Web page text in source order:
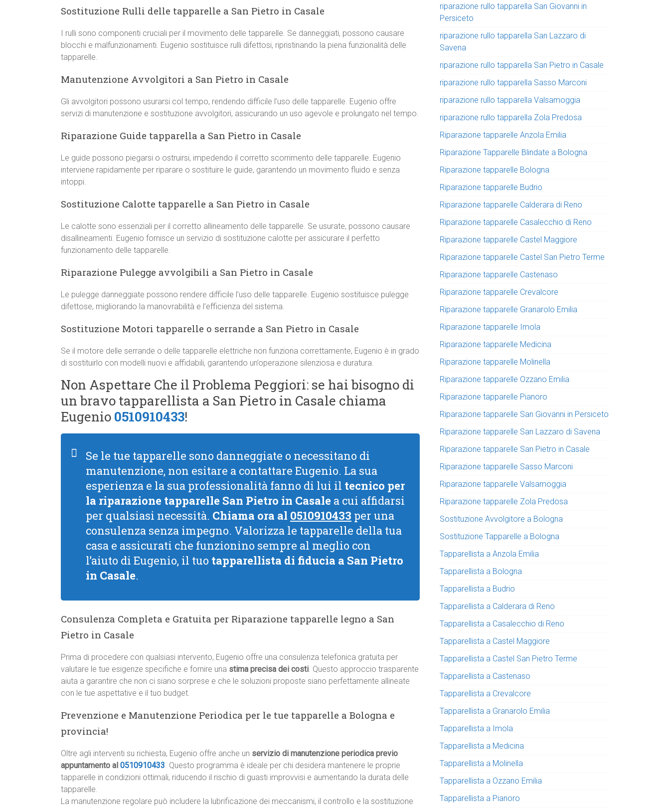
Sostituzione Rulli delle tapparelle a San Pietro in Casale
I rulli sono componenti cruciali per il movimento delle tapparelle. Se danneggiati, possono causare
blocchi e malfunzionamenti. Eugenio sostituisce rulli difettosi, ripristinando la piena funzionalità delle
tapparelle.
Manutenzione Avvolgitori a San Pietro in Casale
Gli avvolgitori possono usurarsi col tempo, rendendo difficile l’uso delle tapparelle. Eugenio offre
servizi di manutenzione e sostituzione avvolgitori, assicurando un uso agevole e prolungato nel tempo.
Riparazione Guide tapparella a San Pietro in Casale
Le guide possono piegarsi o ostruirsi, impedendo il corretto scorrimento delle tapparelle. Eugenio
interviene rapidamente per riparare o sostituire le guide, garantendo un movimento fluido e senza
intoppi.
Sostituzione Calotte tapparelle a San Pietro in Casale
Le calotte sono essenziali per il corretto allineamento delle tapparelle. Se usurate, possono causare
disallineamenti. Eugenio fornisce un servizio di sostituzione calotte per assicurare il perfetto
funzionamento delle tapparelle.
Riparazione Pulegge avvolgibili a San Pietro in Casale
Le pulegge danneggiate possono rendere difficile l’uso delle tapparelle. Eugenio sostituisce pulegge
difettose, migliorando la manovrabilità e l’efficienza del sistema.
Sostituzione Motori tapparelle o serrande a San Pietro in Casale
Se il motore delle serrande o delle tapparelle elettriche non funziona correttamente, Eugenio è in grado
di sostituirlo con modelli nuovi e affidabili, garantendo un’operazione silenziosa e duratura.
Non Aspettare Che il Problema Peggiori: se hai bisogno di
un bravo tapparellista a San Pietro in Casale chiama
Eugenio 0510910433!
Se le tue tapparelle sono danneggiate o necessitano di
manutenzione, non esitare a contattare Eugenio. La sua
esperienza e la sua professionalità fanno di lui il tecnico per
la riparazione tapparelle San Pietro in Casale a cui affidarsi
per qualsiasi necessità. Chiama ora al 0510910433 per una
consulenza senza impegno. Valorizza le tapparelle della tua
casa e assicurati che funzionino sempre al meglio con
l’aiuto di Eugenio, il tuo tapparellista di fiducia a San Pietro
in Casale.
Consulenza Completa e Gratuita per Riparazione tapparelle legno a San
Pietro in Casale
Prima di procedere con qualsiasi intervento, Eugenio offre una consulenza telefonica gratuita per
valutare le tue esigenze specifiche e fornire una stima precisa dei costi. Questo approccio trasparente
aiuta a garantire che non ci siano sorprese e che le soluzioni proposte siano perfettamente allineate
con le tue aspettative e il tuo budget.
Prevenzione e Manutenzione Periodica per le tue tapparelle a Bologna e
provincia!
Oltre agli interventi su richiesta, Eugenio offre anche un servizio di manutenzione periodica previo
appuntamento al 0510910433. Questo programma è ideale per chi desidera mantenere le proprie
tapparelle in condizioni ottimali, riducendo il rischio di guasti improvvisi e aumentando la durata delle
tapparelle.
La manutenzione regolare può includere la lubrificazione dei meccanismi, il controllo e la sostituzione
riparazione rullo tapparella San Giovanni in
Persiceto
riparazione rullo tapparella San Lazzaro di
Savena
riparazione rullo tapparella San Pietro in Casale
riparazione rullo tapparella Sasso Marconi
riparazione rullo tapparella Valsamoggia
riparazione rullo tapparella Zola Predosa
Riparazione tapparelle Anzola Emilia
Riparazione Tapparelle Blindate a Bologna
Riparazione tapparelle Bologna
Riparazione tapparelle Budrio
Riparazione tapparelle Calderara di Reno
Riparazione tapparelle Casalecchio di Reno
Riparazione tapparelle Castel Maggiore
Riparazione tapparelle Castel San Pietro Terme
Riparazione tapparelle Castenaso
Riparazione tapparelle Crevalcore
Riparazione tapparelle Granarolo Emilia
Riparazione tapparelle Imola
Riparazione tapparelle Medicina
Riparazione tapparelle Molinella
Riparazione tapparelle Ozzano Emilia
Riparazione tapparelle Pianoro
Riparazione tapparelle San Giovanni in Persiceto
Riparazione tapparelle San Lazzaro di Savena
Riparazione tapparelle San Pietro in Casale
Riparazione tapparelle Sasso Marconi
Riparazione tapparelle Valsamoggia
Riparazione tapparelle Zola Predosa
Sostituzione Avvolgitore a Bologna
Sostituzione Tapparelle a Bologna
Tapparellista a Anzola Emilia
Tapparellista a Bologna
Tapparellista a Budrio
Tapparellista a Calderara di Reno
Tapparellista a Casalecchio di Reno
Tapparellista a Castel Maggiore
Tapparellista a Castel San Pietro Terme
Tapparellista a Castenaso
Tapparellista a Crevalcore
Tapparellista a Granarolo Emilia
Tapparellista a Imola
Tapparellista a Medicina
Tapparellista a Molinella
Tapparellista a Ozzano Emilia
Tapparellista a Pianoro